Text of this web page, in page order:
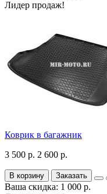
Лидер продаж!
Коврик в багажник
3 500 р. 2 600 р.
В корзину Заказать
Ваша скидка: 1 000 р.